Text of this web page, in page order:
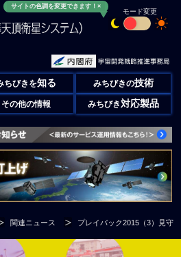
サイトの色調を変更できます！×
モード変更
ちびきを知る みちびきの技術
その他の情報 みちびき対応製品
関連ニュース プレイバック2015（3）見守